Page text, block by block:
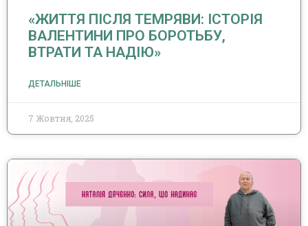
«ЖИТТЯ ПІСЛЯ ТЕМРЯВИ: ІСТОРІЯ
ВАЛЕНТИНИ ПРО БОРОТЬБУ,
ВТРАТИ ТА НАДІЮ»
ДЕТАЛЬНІШЕ
7 Жовтня, 2025